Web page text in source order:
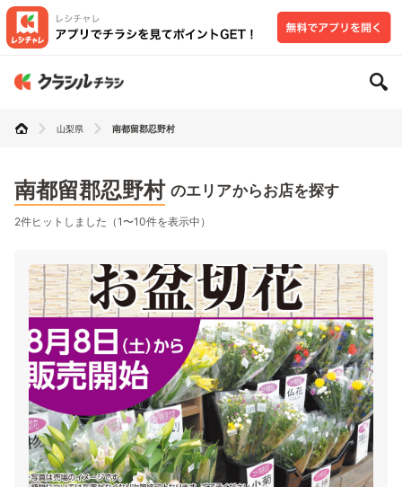
山梨県 南都留郡忍野村
南都留郡忍野村 のエリアからお店を探す
2件ヒットしました（1〜10件を表示中）